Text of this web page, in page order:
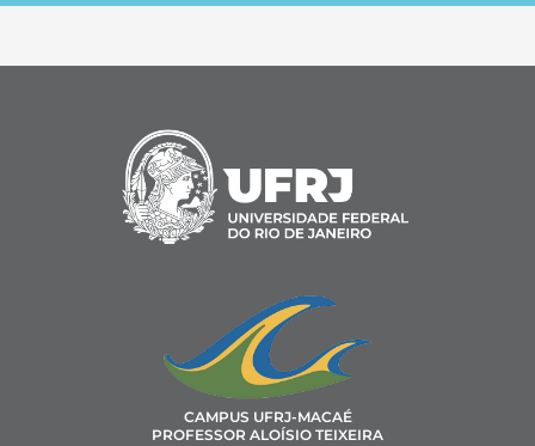
CAMPUS UFRJ-MACAÉ
PROFESSOR ALOÍSIO TEIXEIRA